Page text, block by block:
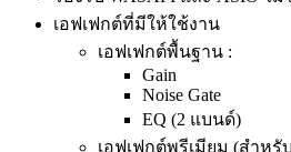
เอฟเฟกต์ที่มีให้ใช้งาน
เอฟเฟกต์พื้นฐาน :
Gain
Noise Gate
EQ (2 แบนด์)
เอฟเฟกต์พรีเมียม (สำหรั